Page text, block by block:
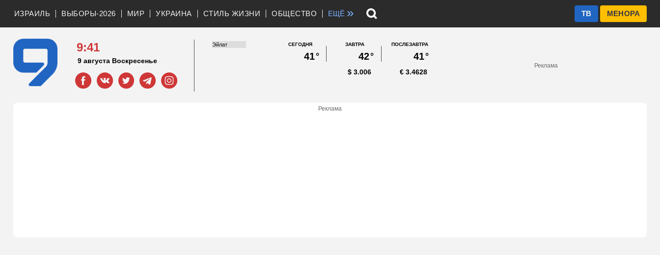
ИЗРАИЛЬ ВЫБОРЫ-2026 МИР УКРАИНА СТИЛЬ ЖИЗНИ ОБЩЕСТВО ЕЩЁ » МЕНОРА
ТВ
9:41
9 августа Воскресенье
СЕГОДНЯ
41°
ЗАВТРА
42°
ПОСЛЕЗАВТРА
41°
3.006
$ 3.4628
€
Реклама
Реклама